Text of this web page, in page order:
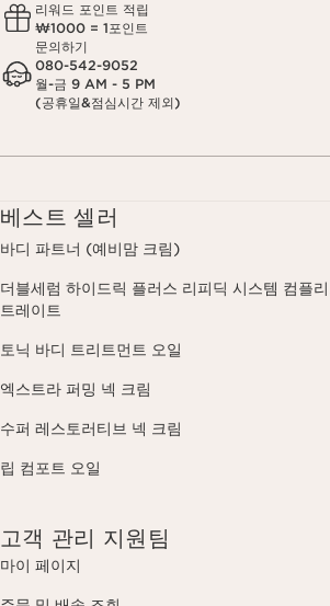
리워드 포인트 적립
₩1000 = 1포인트
문의하기
080-542-9052
월-금 9 AM - 5 PM
(공휴일&점심시간 제외)
베스트 셀러
바디 파트너 (예비맘 크림)
더블세럼 하이드릭 플러스 리피딕 시스템 컴플
트레이트
토닉 바디 트리트먼트 오일
엑스트라 퍼밍 넥 크림
수퍼 레스토러티브 넥 크림
립 컴포트 오일
고객 관리 지원팀
마이 페이지